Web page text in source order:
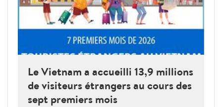
Le Vietnam a accueilli 13,9 millions
de visiteurs étrangers au cours des
sept premiers mois